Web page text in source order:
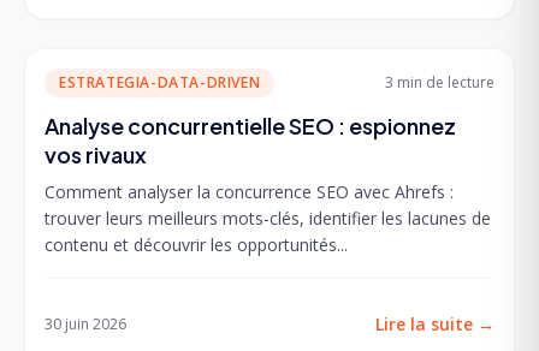
ESTRATEGIA-DATA-DRIVEN 3 min de lecture
Analyse concurrentielle SEO : espionnez
vos rivaux
Comment analyser la concurrence SEO avec Ahrefs :
trouver leurs meilleurs mots-clés, identifier les lacunes de
contenu et découvrir les opportunités...
30 juin 2026 Lire la suite →